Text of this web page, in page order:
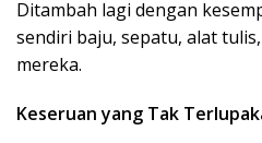
Ditambah lagi dengan
sendiri baju, sepatu, alat
mereka.
Keseruan yang Tak